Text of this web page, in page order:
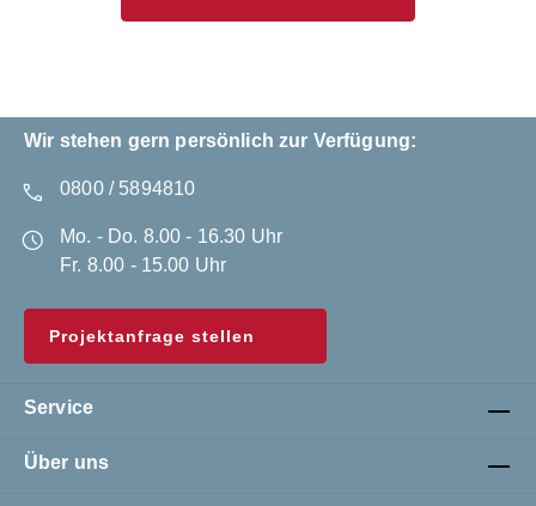
Wir stehen gern persönlich zur Verfügung:
0800 / 5894810
Mo. - Do. 8.00 - 16.30 Uhr
Fr. 8.00 - 15.00 Uhr
Projektanfrage stellen
Service
Über uns